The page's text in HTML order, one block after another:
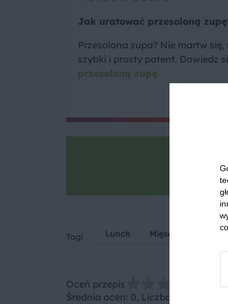
Jak uratować przesoloną
Przesolona zupa? Nie martw
szybki i prosty patent. Dowiedz
przesoloną zupę.
Zrób
Tagi Lunch Mięso mielone
Oceń przepis
Średnia ocen: 0, Liczba ocen: 0